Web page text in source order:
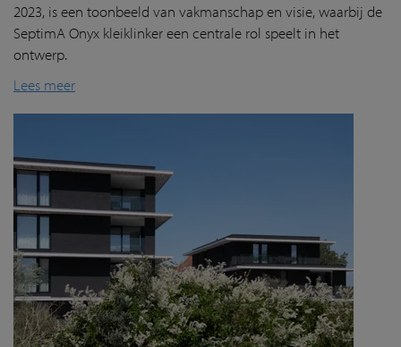
2023, is een toonbeeld van vakmanschap en visie, waarbij de
SeptimA Onyx kleiklinker een centrale rol speelt in het
ontwerp.
Lees meer